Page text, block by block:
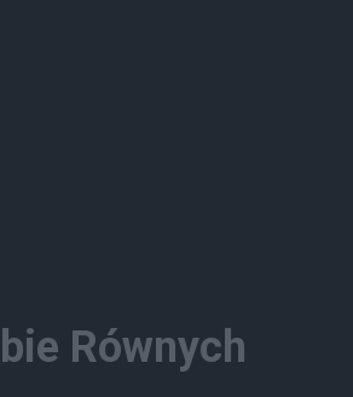
Równych